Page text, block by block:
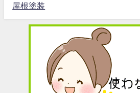
屋根塗装